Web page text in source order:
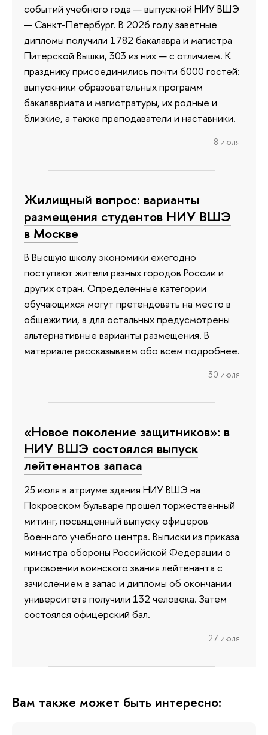
событий учебного года — выпускной НИУ ВШЭ
— Санкт-Петербург. В 2026 году заветные
дипломы получили 1782 бакалавра и магистра
Питерской Вышки, 303 из них — с отличием. К
празднику присоединились почти 6000 гостей:
выпускники образовательных программ
бакалавриата и магистратуры, их родные и
близкие, а также преподаватели и наставники.
8 июля
Жилищный вопрос: варианты
размещения студентов НИУ ВШЭ
в Москве
В Высшую школу экономики ежегодно
поступают жители разных городов России и
других стран. Определенные категории
обучающихся могут претендовать на место в
общежитии, а для остальных предусмотрены
альтернативные варианты размещения. В
материале рассказываем обо всем подробнее.
30 июля
«Новое поколение защитников»: в
НИУ ВШЭ состоялся выпуск
лейтенантов запаса
25 июля в атриуме здания НИУ ВШЭ на
Покровском бульваре прошел торжественный
митинг, посвященный выпуску офицеров
Военного учебного центра. Выписки из приказа
министра обороны Российской Федерации о
присвоении воинского звания лейтенанта с
зачислением в запас и дипломы об окончании
университета получили 132 человека. Затем
состоялся офицерский бал.
27 июля
Вам также может быть интересно: